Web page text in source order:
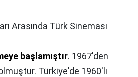
Arasında Türk Sineması
başlamıştır. 1967'den
Türkiye'de 1960'lı